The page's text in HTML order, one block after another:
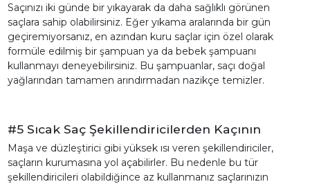
Saçınızı iki günde bir yıkayarak da daha sağlıklı görünen
saçlara sahip olabilirsiniz. Eğer yıkama aralarında bir gün
geçiremiyorsanız, en azından kuru saçlar için özel olarak
formüle edilmiş bir şampuan ya da bebek şampuanı
kullanmayı deneyebilirsiniz. Bu şampuanlar, saçı doğal
yağlarından tamamen arındırmadan nazikçe temizler.
#5 Sıcak Saç Şekillendiricilerden Kaçının
Maşa ve düzleştirici gibi yüksek ısı veren şekillendiriciler,
saçların kurumasına yol açabilirler. Bu nedenle bu tür
şekillendiricileri olabildiğince az kullanmanız saçlarınızın